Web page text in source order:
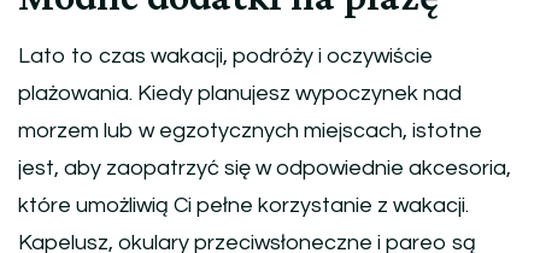
Lato to czas wakacji, podróży i oczywiście
plażowania. Kiedy planujesz wypoczynek nad
morzem lub w egzotycznych miejscach, istotne
jest, aby zaopatrzyć się w odpowiednie akcesoria,
które umożliwią Ci pełne korzystanie z wakacji.
Kapelusz, okulary przeciwsłoneczne i pareo są